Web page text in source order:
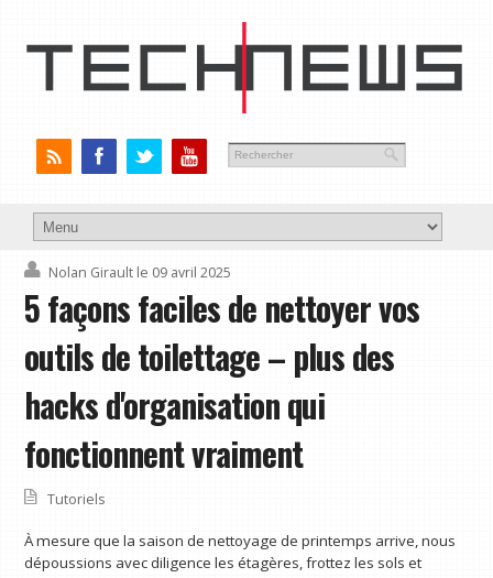
Nolan Girault le 09 avril 2025
5 façons faciles de nettoyer vos
outils de toilettage – plus des
hacks d'organisation qui
fonctionnent vraiment
Tutoriels
À mesure que la saison de nettoyage de printemps arrive, nous
dépoussions avec diligence les étagères, frottez les sols et